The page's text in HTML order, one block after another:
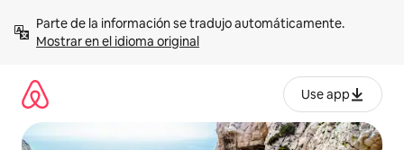
contenidoMostrar en el idioma original
Use app